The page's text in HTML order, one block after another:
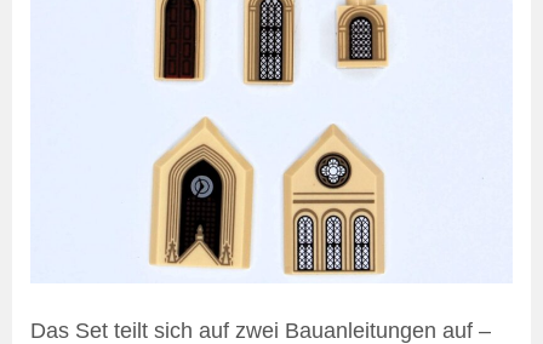
Das Set teilt sich auf zwei Bauanleitungen auf –